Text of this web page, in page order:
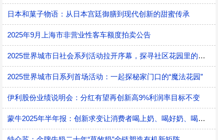
日本和菓子物语：从日本宫廷御膳到现代创新的甜蜜传承
2025年9月上海市非营业性客车额度拍卖公告
2025世界城市日社会系列活动拉开序幕，探寻社区花园里的智慧应用
2025世界城市日系列首场活动：一起探秘家门口的“魔法花园”
伊利股份业绩说明会：分红有望再创新高9%利润率目标不变
蒙牛2025年半年报：创新求变让消费者喝上奶、喝好奶、喝对奶